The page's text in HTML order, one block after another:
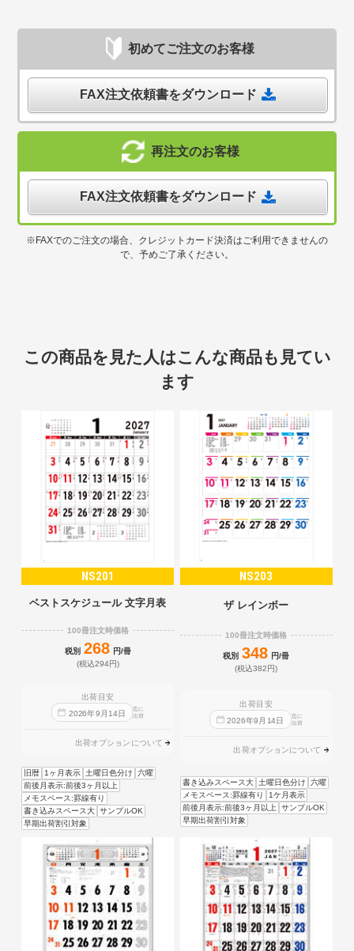
初めてご注文のお客様
FAX注文依頼書をダウンロード
再注文のお客様
FAX注文依頼書をダウンロード
※FAXでのご注文の場合、クレジットカード決済はご利用できませんの
で、予めご了承ください。
この商品を見た人はこんな商品も見てい
ます
NS201
ベストスケジュール 文字月表
100冊注文時価格
税別 268 円/冊
(税込294円)
出荷目安
2026年9 月 14日
迄に
出荷
出荷オプションについて
旧暦 1ヶ月表示 土曜日色分け
六曜
前後月表示:前後3ヶ月以上
メモスペース:罫線有り
書き込みスペース大 サンプルOK
早期出荷割引対象
NS203
ザ レインボー
100冊注文時価格
税別 348 円/冊
(税込382円)
出荷目安
2026年9 月 14日
迄に
出荷
出荷オプションについて
書き込みスペース大 土曜日色分け
六曜
メモスペース:罫線有り
1ケ月表示
前後月表示:前後3ヶ月以上 サンプルOK
早期出荷割引対象